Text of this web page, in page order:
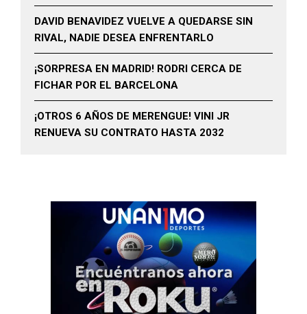
DAVID BENAVIDEZ VUELVE A QUEDARSE SIN
RIVAL, NADIE DESEA ENFRENTARLO
¡SORPRESA EN MADRID! RODRI CERCA DE
FICHAR POR EL BARCELONA
¡OTROS 6 AÑOS DE MERENGUE! VINI JR
RENUEVA SU CONTRATO HASTA 2032